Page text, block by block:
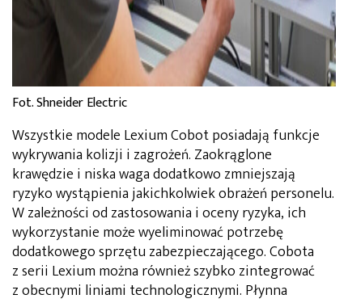
Fot. Shneider Electric
Wszystkie modele Lexium Cobot posiadają funkcje
wykrywania kolizji i zagrożeń. Zaokrąglone
krawędzie i niska waga dodatkowo zmniejszają
ryzyko wystąpienia jakichkolwiek obrażeń personelu.
W zależności od zastosowania i oceny ryzyka, ich
wykorzystanie może wyeliminować potrzebę
dodatkowego sprzętu zabezpieczającego. Cobota
z serii Lexium można również szybko zintegrować
z obecnymi liniami technologicznymi. Płynna